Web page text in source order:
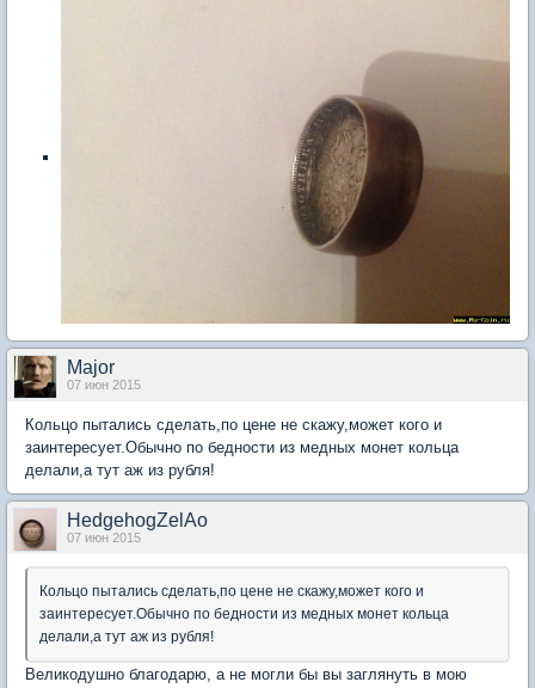
Major
07 июн 2015
Кольцо пытались сделать,по цене не скажу,может кого и
заинтересует.Обычно по бедности из медных монет кольца
делали,а тут аж из рубля!
HedgehogZelAo
07 июн 2015
Кольцо пытались сделать,по цене не скажу,может кого и
заинтересует.Обычно по бедности из медных монет кольца
делали,а тут аж из рубля!
Великодушно благодарю, а не могли бы вы заглянуть в мою